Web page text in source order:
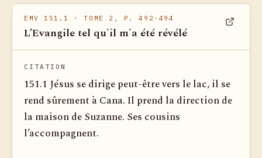
EMV 151.1 · TOME 2, P. 492-494
L’Evangile tel qu'il m'a été révélé
CITATION
151.1 Jésus se dirige peut-être vers le lac, il se
rend sûrement à Cana. Il prend la direction de
la maison de Suzanne. Ses cousins
l’accompagnent.